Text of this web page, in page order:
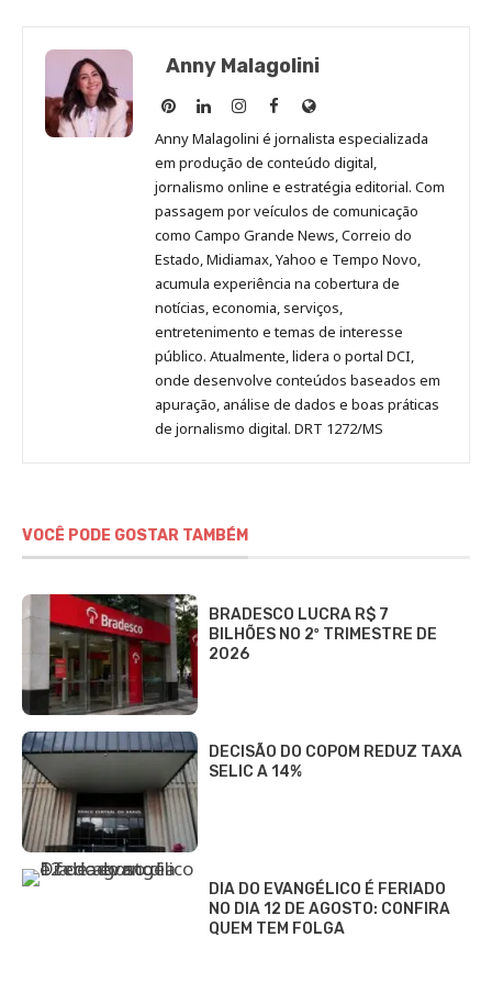
Anny Malagolini
Anny
Malagolini
no
Pinterest
Anny
Malagolini
no
LinkedIn
Anny
Malagolini
no
Instagram
Anny
Malagolini
no
Facebook
Site
de
Anny
Malagolini
Anny Malagolini é jornalista especializada
em produção de conteúdo digital,
jornalismo online e estratégia editorial. Com
passagem por veículos de comunicação
como Campo Grande News, Correio do
Estado, Midiamax, Yahoo e Tempo Novo,
acumula experiência na cobertura de
notícias, economia, serviços,
entretenimento e temas de interesse
público. Atualmente, lidera o portal DCI,
onde desenvolve conteúdos baseados em
apuração, análise de dados e boas práticas
de jornalismo digital. DRT 1272/MS
VOCÊ PODE GOSTAR TAMBÉM
BRADESCO LUCRA R$ 7
BILHÕES NO 2º TRIMESTRE DE
2026
DECISÃO DO COPOM REDUZ TAXA
SELIC A 14%
DIA DO EVANGÉLICO É FERIADO
NO DIA 12 DE AGOSTO: CONFIRA
QUEM TEM FOLGA